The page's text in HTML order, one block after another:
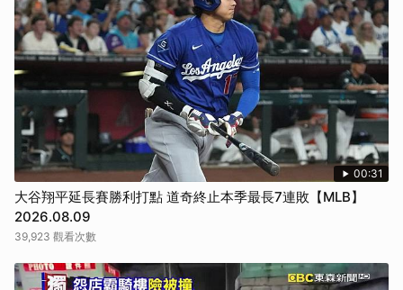
00:31
大谷翔平延長賽勝利打點 道奇終止本季最長7連敗【MLB】
2026.08.09
39,923 觀看次數